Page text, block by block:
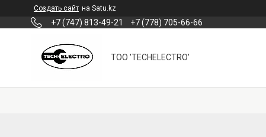
Создать сайт на Satu.kz
+7 (747) 813-49-21 +7 (778) 705-66-66
ТОО 'TECHELECTRO'